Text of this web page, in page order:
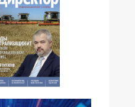
№01,2016